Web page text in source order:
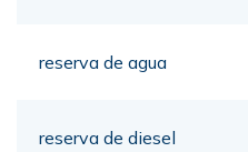
reserva de agua
reserva de diesel